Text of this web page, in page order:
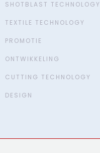
SHOTBLAST TECHNOLOGY
TEXTILE TECHNOLOGY
PROMOTIE
ONTWIKKELING
CUTTING TECHNOLOGY
DESIGN